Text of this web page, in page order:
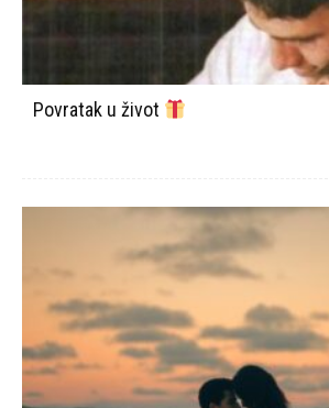
Povratak u život